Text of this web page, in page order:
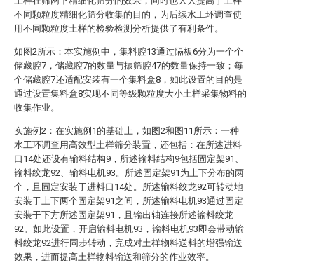
不同颗粒度精细化筛分收集的目的，为后续水工环调查使
用不同颗粒度土样的检验检测分析提供了有利条件。
如图2所示：本实施例中，集料腔13通过隔板6分为一个个
储藏腔7，储藏腔7的数量与振筛腔47的数量保持一致；每
个储藏腔7还适配安装有一个集料盒8，如此设置的目的是
通过设置集料盒8实现不同等级颗粒度大小土样采集物料的
收集作业。
实施例2：在实施例1的基础上，如图2和图11所示：一种
水工环调查用高效型土样筛分装置，还包括：在所述进料
口14处还设有输料结构9，所述输料结构9包括固定架91、
输料绞龙92、输料电机93。所述固定架91为上下分布的两
个，且固定安装于进料口14处。所述输料绞龙92可转动地
安装于上下两个固定架91之间，所述输料电机93通过固定
安装于下方所述固定架91，且输出轴连接所述输料绞龙
92。如此设置，开启输料电机93，输料电机93即会带动输
料绞龙92进行同步转动，完成对土样物料送料的增强输送
效果，进而提高土样物料输送和筛分的作业效率。